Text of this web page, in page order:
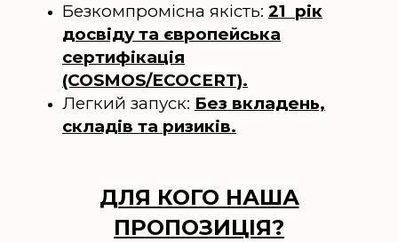
Безкомпромісна якість: 21 рік
досвіду та європейська
сертифікація
(COSMOS/ECOCERT).
Легкий запуск: Без вкладень,
складів та ризиків.
ДЛЯ КОГО НАША
ПРОПОЗИЦІЯ?